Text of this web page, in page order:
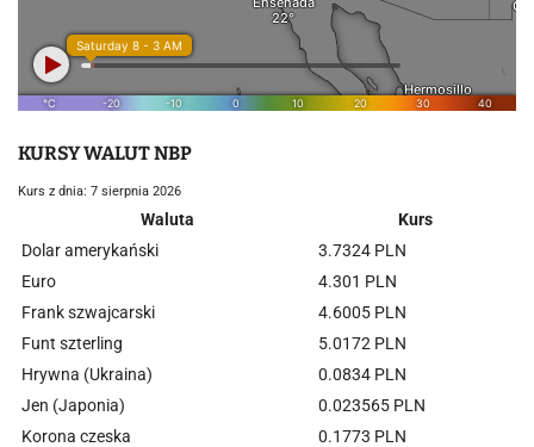
KURSY WALUT NBP
Kurs z dnia: 7 sierpnia 2026
Waluta
Kurs
Dolar amerykański
3.7324 PLN
Euro
4.301 PLN
Frank szwajcarski
4.6005 PLN
Funt szterling
5.0172 PLN
Hrywna (Ukraina)
0.0834 PLN
Jen (Japonia)
0.023565 PLN
Korona czeska
0.1773 PLN